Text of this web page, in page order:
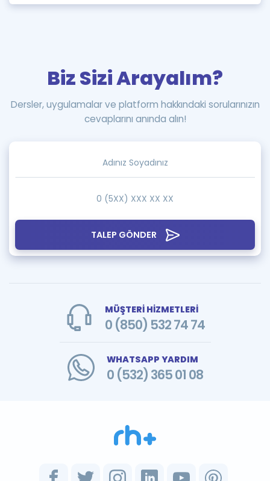
TALEP GÖNDER
Biz Sizi Arayalım?
Dersler, uygulamalar ve platform hakkındaki sorularınızın
cevaplarını anında alın!
MÜŞTERİ HİZMETLERİ
0 (850) 532 74 74
WHATSAPP YARDIM
0 (532) 365 01 08